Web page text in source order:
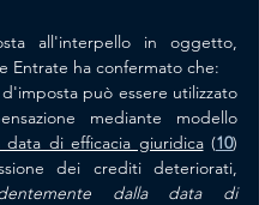
all'interpello in oggetto,
Entrate ha confermato che:
può essere utilizzato
mediante modello
data di efficacia giuridica (10)
dei crediti deteriorati,
dalla data di